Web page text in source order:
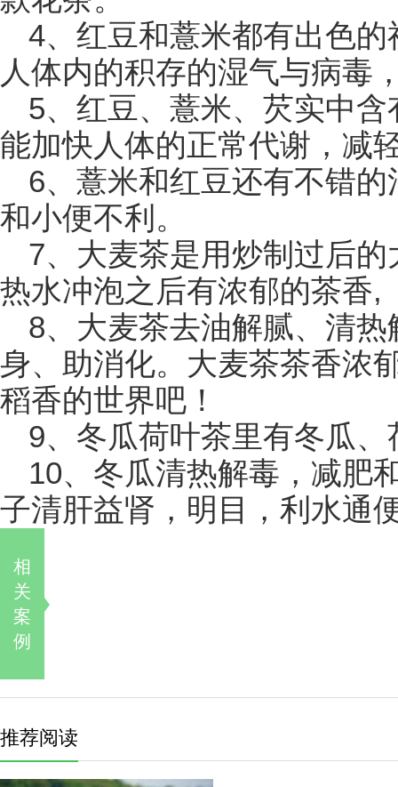
4、红豆和薏米都有出色
人体内的积存的湿气与病毒
5、红豆、薏米、芡实中
能加快人体的正常代谢，减
6、薏米和红豆还有不错
和小便不利。
7、大麦茶是用炒制过后
热水冲泡之后有浓郁的茶香,
8、大麦茶去油解腻、清
身、助消化。大麦茶茶香浓
稻香的世界吧！
9、冬瓜荷叶茶里有冬瓜
10、冬瓜清热解毒，减肥
子清肝益肾，明目，利水通
相
关
案
例
推荐阅读